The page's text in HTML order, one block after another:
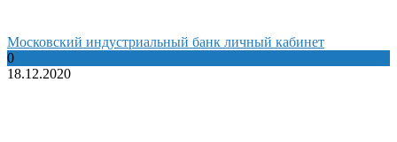
Московский индустриальный банк личный кабинет
0
18.12.2020